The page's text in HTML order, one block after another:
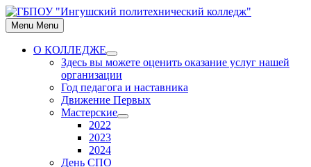
Skip
to
content
Menu Menu
О КОЛЛЕДЖЕ
Show
sub
menu
Здесь вы можете оценить оказание услуг нашей
организации
Год педагога и наставника
Движение Первых
Мастерские
Show
2022
2023
2024
День СПО